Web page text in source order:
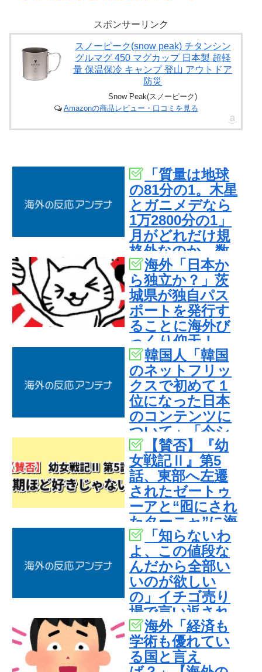
スポンサーリンク
スノーピーク(snow peak) チタンシン
グルマグ 450 マグカップ 日本製 超軽
量 保温保冷 キャンプ 登山 アウトドア
防災
Snow Peak(スノーピーク)
Amazonの商品レビュー・口コミを見る
「質量は地球
の81分の1。木星
とガニメデなら
1万2800分の1」
月がどれだけ規
格外なのか、数
字で並べてみる
と…
海外「日本か
ら独立か？」茨
城県が独自パス
ポートを発行す
ることに海外び
っくり仰天！
（海外の反応）
韓国人「韓国
のネットフリッ
クスで初めて１
位になった日本
のコンテンツに
ついて」「今シ
ーズンは女性が
可愛い」
【賛否】『幼
女戦記Ⅱ』第5
話、東部へ左遷
されたゼートゥ
ーアと“囮にされ
たターニャ”に海
外真っ二つ「正
直に言う、この2
期は1期ほど好き
じゃない」ラス
トでヴァイス被
弾
「知らないわ
よ、この値段な
んだから全部い
いのが欲しい
の」イチゴ売り
場で言い返され
た話海外「経済も
学術も優れてい
る国と言え